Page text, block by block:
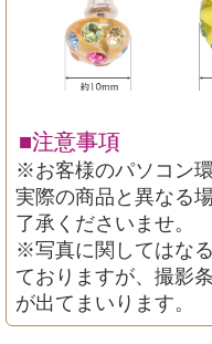
■注意事項
※お客様のパソコン
実際の商品と異なる
了承くださいませ。
※写真に関してはな
ておりますが、撮影
が出てまいります。